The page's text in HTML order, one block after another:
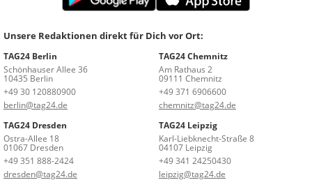
Unsere Redaktionen direkt für Dich vor Ort:
TAG24 Berlin
Schönhauser Allee 36
10435 Berlin
+49 30 120880900
berlin@tag24.de
TAG24 Chemnitz
Am Rathaus 2
09111 Chemnitz
+49 371 6906600
chemnitz@tag24.de
TAG24 Dresden
Ostra-Allee 18
01067 Dresden
+49 351 888-2424
dresden@tag24.de
TAG24 Leipzig
Karl-Liebknecht-Straße 8
04107 Leipzig
+49 341 24250430
leipzig@tag24.de